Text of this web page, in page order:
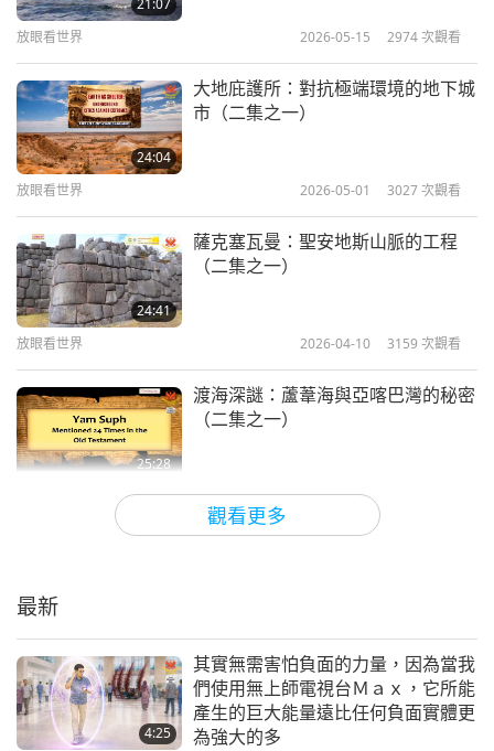
觀看更多
21:07
放眼看世界 2026-05-15 2974次觀看
24:04
大地庇護所：對抗極端環境的地下城
市（二集之一）
放眼看世界 2026-05-01 3027次觀看
24:41
薩克塞瓦曼：聖安地斯山脈的工程
（二集之一）
放眼看世界 2026-04-10 3159 次觀看
25:28
渡海深謎：蘆葦海與亞喀巴灣的秘密
（二集之一）
2026-03-13
哥貝克力石陣：聖賢建造者的秘密
（二集之一）
最新
4:25
其實無需害怕負面的力量，因為當我
們使用無上師電視台Ｍａｘ，它所能
產生的巨大能量遠比任何負面實體更
為強大的多